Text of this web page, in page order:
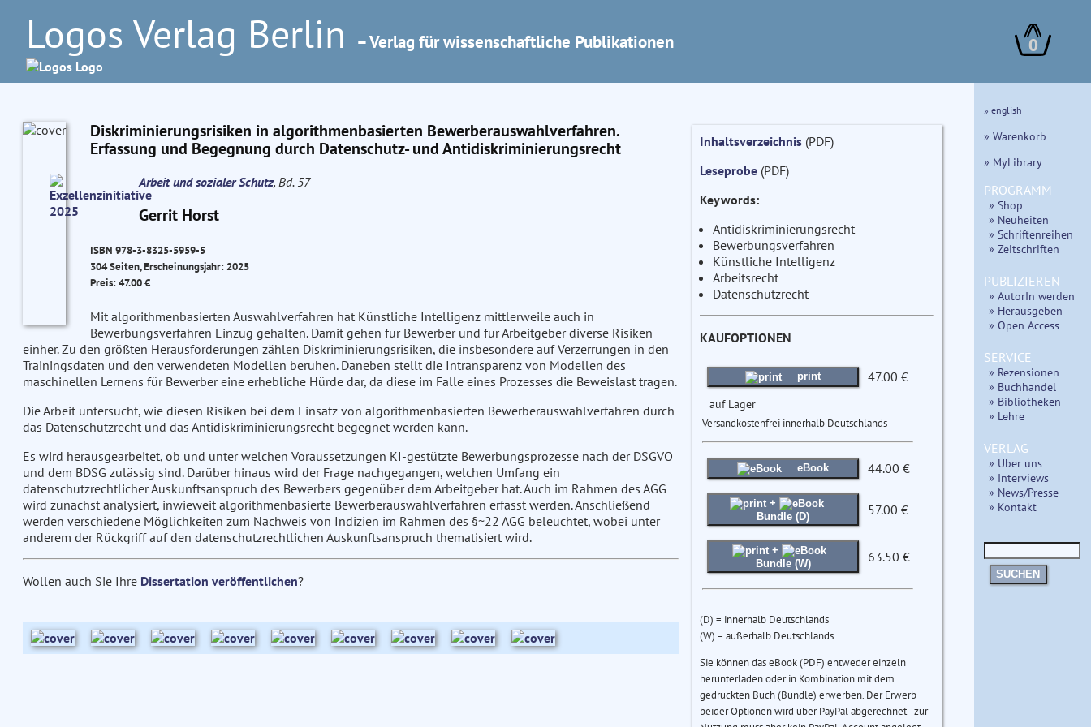
Logos Verlag Berlin – Verlag für wissenschaftliche Publikationen 0
Diskriminierungsrisiken in algorithmenbasierten Bewerberauswahlverfahren.
Erfassung und Begegnung durch Datenschutz- und Antidiskriminierungsrecht
Arbeit und sozialer Schutz, Bd. 57
Gerrit Horst
ISBN 978-3-8325-5959-5
304 Seiten, Erscheinungsjahr: 2025
Preis: 47.00 €
Mit algorithmenbasierten Auswahlverfahren hat Künstliche Intelligenz mittlerweile auch in
Bewerbungsverfahren Einzug gehalten. Damit gehen für Bewerber und für Arbeitgeber diverse Risiken
einher. Zu den größten Herausforderungen zählen Diskriminierungsrisiken, die insbesondere auf Verzerrungen in den
Trainingsdaten und den verwendeten Modellen beruhen. Daneben stellt die Intransparenz von Modellen des
maschinellen Lernens für Bewerber eine erhebliche Hürde dar, da diese im Falle eines Prozesses die Beweislast tragen.
Die Arbeit untersucht, wie diesen Risiken bei dem Einsatz von algorithmenbasierten Bewerberauswahlverfahren durch
das Datenschutzrecht und das Antidiskriminierungsrecht begegnet werden kann.
Es wird herausgearbeitet, ob und unter welchen Voraussetzungen KI-gestützte Bewerbungsprozesse nach der DSGVO
und dem BDSG zulässig sind. Darüber hinaus wird der Frage nachgegangen, welchen Umfang ein
datenschutzrechtlicher Auskunftsanspruch des Bewerbers gegenüber dem Arbeitgeber hat. Auch im Rahmen des AGG
wird zunächst analysiert, inwieweit algorithmenbasierte Bewerberauswahlverfahren erfasst werden. Anschließend
werden verschiedene Möglichkeiten zum Nachweis von Indizien im Rahmen des §~22 AGG beleuchtet, wobei unter
anderem der Rückgriff auf den datenschutzrechtlichen Auskunftsanspruch thematisiert wird.
Wollen auch Sie Ihre Dissertation veröffentlichen?
Inhaltsverzeichnis(PDF)
Leseprobe(PDF)
Keywords:
Antidiskriminierungsrecht
Bewerbungsverfahren
Künstliche Intelligenz
Arbeitsrecht
Datenschutzrecht
KAUFOPTIONEN
print 47.00 €
auf Lager
Versandkostenfrei innerhalb Deutschlands
eBook 44.00 €
+
Bundle (D)
57.00 €
+
Bundle (W)
63.50 €
(D) = innerhalb Deutschlands
(W) = außerhalb Deutschlands
Sie können das eBook (PDF) entweder einzeln
herunterladen oder in Kombination mit dem
gedruckten Buch (Bundle) erwerben. Der Erwerb
beider Optionen wird über PayPal abgerechnet - zur
» english
» Warenkorb
» MyLibrary
PROGRAMM
» Shop
» Neuheiten
» Schriftenreihen
» Zeitschriften
PUBLIZIEREN
» AutorIn werden
» Herausgeben
» Open Access
SERVICE
» Rezensionen
» Buchhandel
» Bibliotheken
» Lehre
VERLAG
» Über uns
» Interviews
» News/Presse
» Kontakt
SUCHEN